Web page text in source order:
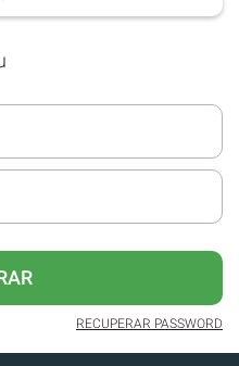
2016.
digital da SÁBADO
e não invasiva
e/ou ouvir artigos.
em produtos,
e
RECUPERAR PASSWORD